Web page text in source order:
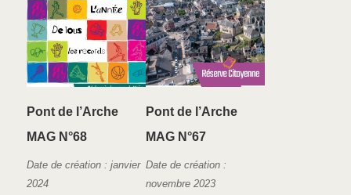
Pont de l’Arche
MAG N°68
Date de création : janvier
2024
Pont de l’Arche
MAG N°67
Date de création :
novembre 2023